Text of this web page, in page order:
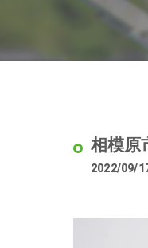
相模原
2022/09/